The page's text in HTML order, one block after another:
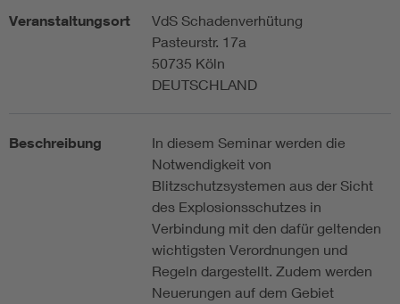
Veranstaltungsort
VdS Schadenverhütung
Pasteurstr. 17a
50735 Köln
DEUTSCHLAND
Beschreibung
In diesem Seminar werden die
Notwendigkeit von
Blitzschutzsystemen aus der Sicht
des Explosionsschutzes in
Verbindung mit den dafür geltenden
wichtigsten Verordnungen und
Regeln dargestellt. Zudem werden
Neuerungen auf dem Gebiet